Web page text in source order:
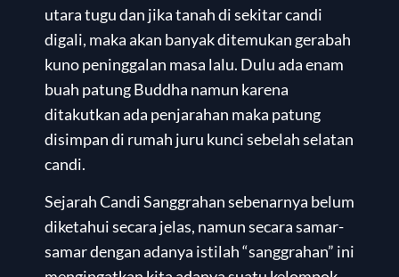
utara tugu dan jika tanah di sekitar candi
digali, maka akan banyak ditemukan gerabah
kuno peninggalan masa lalu. Dulu ada enam
buah patung Buddha namun karena
ditakutkan ada penjarahan maka patung
disimpan di rumah juru kunci sebelah selatan
candi.
Sejarah Candi Sanggrahan sebenarnya belum
diketahui secara jelas, namun secara samar-
samar dengan adanya istilah “sanggrahan” ini